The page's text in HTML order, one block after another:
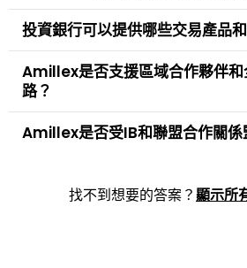
投資銀行可以提供哪些交易產品
Amillex是否支援區域合作夥伴和
路？
Amillex是否受IB和聯盟合作關係
找不到想要的答案？顯示所